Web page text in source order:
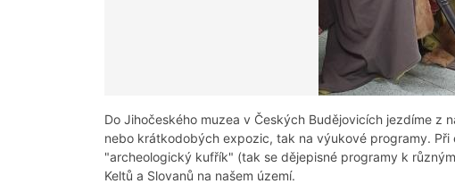
Do Jihočeského muzea v Českých Budějovicích jezdíme z
nebo krátkodobých expozic, tak na výukové programy.
"archeologický kufřík" (tak se dějepisné programy k
Keltů a Slovanů na našem území.